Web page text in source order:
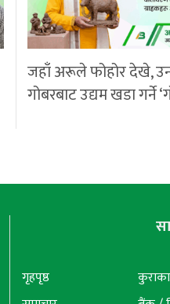
जहाँ अरूले फोहोर देखे,
गोबरबाट उद्यम खडा गर्ने
गृहपृष्ठ